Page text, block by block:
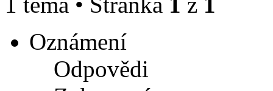
Oznámení
Odpovědi